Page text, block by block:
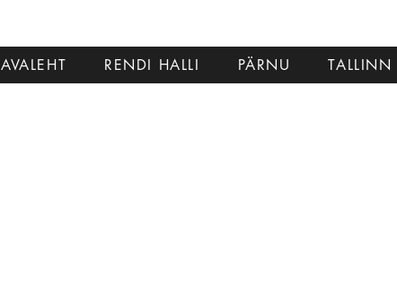
AVALEHT RENDI HALLI PÄRNU TALLINN